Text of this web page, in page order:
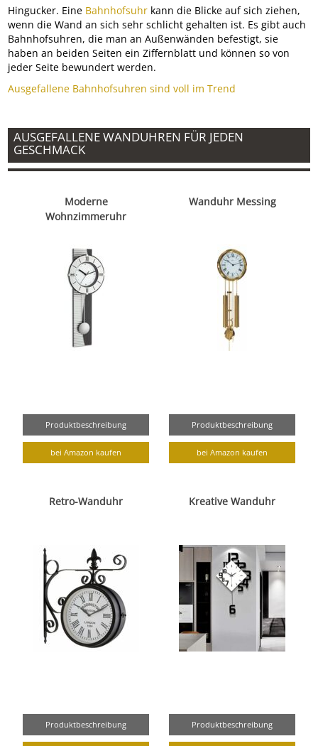
Hingucker. Eine Bahnhofsuhr kann die Blicke auf sich ziehen,
wenn die Wand an sich sehr schlicht gehalten ist. Es gibt auch
Bahnhofsuhren, die man an Außenwänden befestigt, sie
haben an beiden Seiten ein Ziffernblatt und können so von
jeder Seite bewundert werden.
Ausgefallene Bahnhofsuhren sind voll im Trend
AUSGEFALLENE WANDUHREN FÜR JEDEN
GESCHMACK
Moderne
Wohnzimmeruhr
Produktbeschreibung
bei Amazon kaufen
Wanduhr Messing
Produktbeschreibung
bei Amazon kaufen
Retro-Wanduhr
Produktbeschreibung
Kreative Wanduhr
Produktbeschreibung